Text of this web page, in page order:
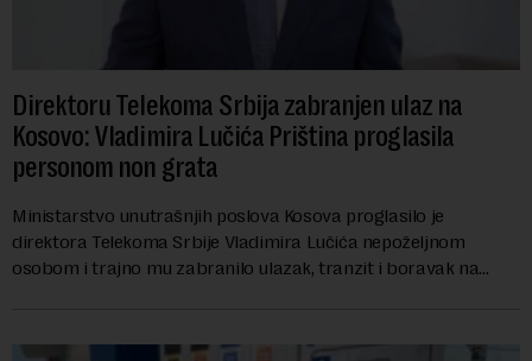
Direktoru Telekoma Srbija zabranjen ulaz na
Kosovo: Vladimira Lučića Priština proglasila
personom non grata
Ministarstvo unutrašnjih poslova Kosova proglasilo je
direktora Telekoma Srbije Vladimira Lučića nepoželjnom
osobom i trajno mu zabranilo ulazak, tranzit i boravak na